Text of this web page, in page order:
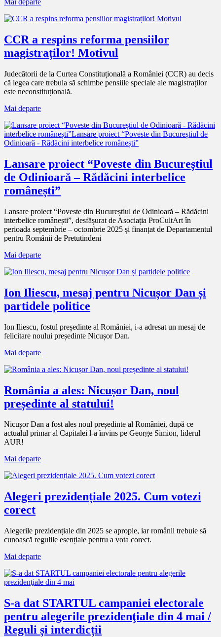
Mai departe
CCR a respins reforma pensiilor
magistraților! Motivul
Judecătorii de la Curtea Constituțională a României (CCR) au decis
că legea care trebuia să schimbe pensiile speciale ale magistraților
este neconstituțională.
Mai departe
Lansare proiect “Poveste din Bucureștiul
de Odinioară – Rădăcini interbelice
românești”
Lansare proiect “Poveste din Bucureștiul de Odinioară – Rădăcini
interbelice românești”, desfășurat de Asociația ProCultArt în
perioada septembrie – octombrie 2025 și finanțat de Departamentul
pentru Românii de Pretutindeni
Mai departe
Ion Iliescu, mesaj pentru Nicușor Dan și
partidele politice
Ion Iliescu, fostul președinte al României, i-a adresat un mesaj de
felicitare noului președinte Nicușor Dan.
Mai departe
România a ales: Nicușor Dan, noul
președinte al statului!
Nicușor Dan a fost ales noul președinte al României, după ce
actualul primar al Capitalei l-a învins pe George Simion, liderul
AUR!
Mai departe
Alegeri prezidențiale 2025. Cum votezi
corect
Alegerile prezidențiale din 2025 se apropie, iar românii trebuie să
cunoască regulile esențiale pentru a vota corect.
Mai departe
S-a dat STARTUL campaniei electorale
pentru alegerile prezidenţiale din 4 mai /
Reguli și interdicții